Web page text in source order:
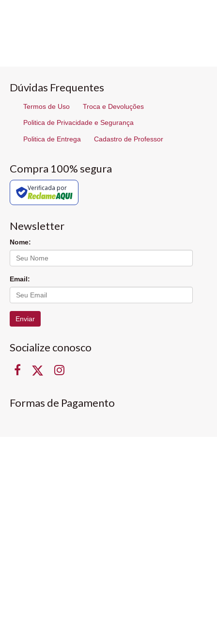
Dúvidas Frequentes
Termos de Uso Troca e Devoluções
Politica de Privacidade e Segurança
Politica de Entrega Cadastro de Professor
Compra 100% segura
Verificada por
Newsletter
Nome:
Email:
Enviar
Socialize conosco
Formas de Pagamento